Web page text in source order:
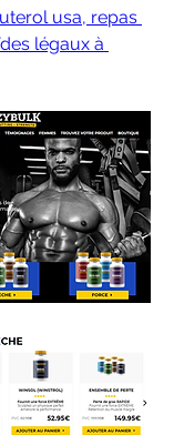
usa, repas
légaux à